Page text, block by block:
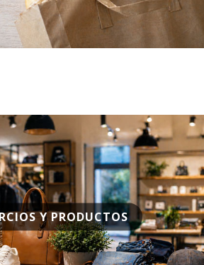
Y PRODUCTOS